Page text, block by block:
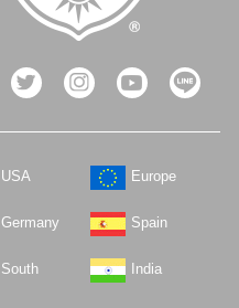
USA Europe
Germany Spain
South
India